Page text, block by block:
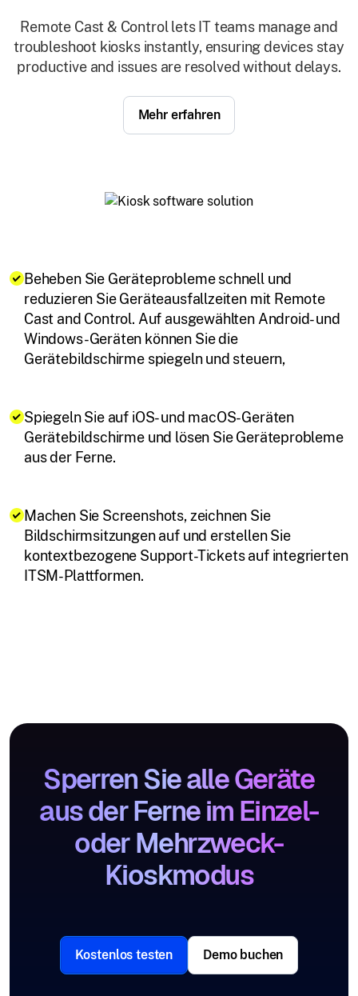
Remote Cast & Control lets IT teams manage and
troubleshoot kiosks instantly, ensuring devices stay
productive and issues are resolved without delays.
Mehr erfahren
Beheben Sie Geräteprobleme schnell und
reduzieren Sie Geräteausfallzeiten mit Remote
Cast and Control. Auf ausgewählten Android- und
Windows-Geräten können Sie die
Gerätebildschirme spiegeln und steuern,
Spiegeln Sie auf iOS- und macOS-Geräten
Gerätebildschirme und lösen Sie Geräteprobleme
aus der Ferne.
Machen Sie Screenshots, zeichnen Sie
Bildschirmsitzungen auf und erstellen Sie
kontextbezogene Support-Tickets auf integrierten
ITSM-Plattformen.
Sperren Sie alle Geräte
aus der Ferne im Einzel-
oder Mehrzweck-
Kioskmodus
Kostenlos testen Demo buchen